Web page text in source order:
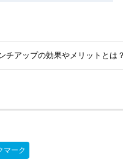
チアップの効果やメリットとは
マーク